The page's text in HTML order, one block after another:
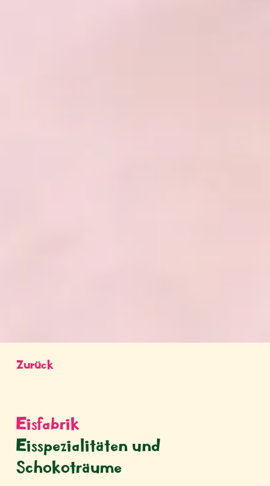
Zurück
Eisfabrik
Eisspezialitäten und
Schokoträume